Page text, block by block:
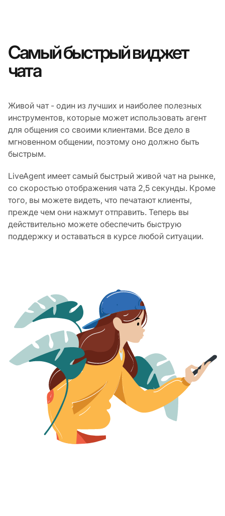
Самый быстрый виджет
чата
Живой чат - один из лучших и наиболее полезных
инструментов, которые может использовать агент
для общения со своими клиентами. Все дело в
мгновенном общении, поэтому оно должно быть
быстрым.
LiveAgent имеет самый быстрый живой чат на рынке,
со скоростью отображения чата 2,5 секунды. Кроме
того, вы можете видеть, что печатают клиенты,
прежде чем они нажмут отправить. Теперь вы
действительно можете обеспечить быструю
поддержку и оставаться в курсе любой ситуации.